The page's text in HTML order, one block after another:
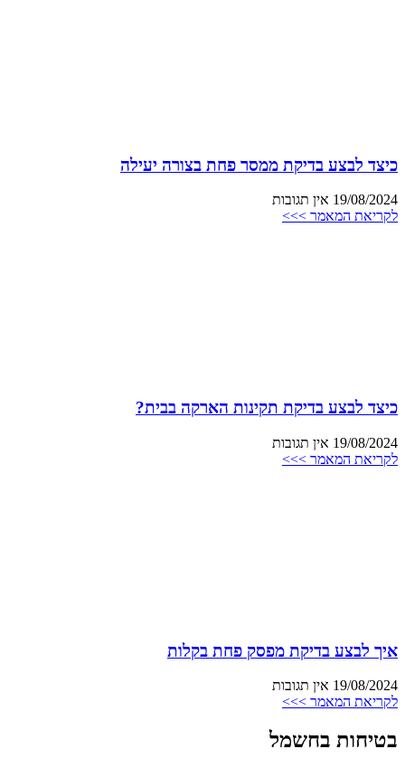
כיצד לבצע בדיקת ממסר פחת בצורה יעילה
19/08/2024 אין תגובות
לקריאת המאמר >>>
כיצד לבצע בדיקת תקינות הארקה בבית?
19/08/2024 אין תגובות
לקריאת המאמר >>>
איך לבצע בדיקת מפסק פחת בקלות
19/08/2024 אין תגובות
לקריאת המאמר >>>
בטיחות בחשמל